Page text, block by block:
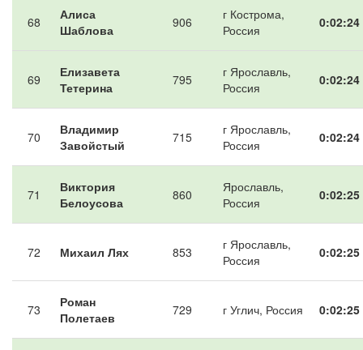
68
Алиса
Шаблова
906
г Кострома,
Россия
0:02:24
69
Елизавета
Тетерина
795
г Ярославль,
Россия
0:02:24
70
Владимир
Завойстый
715
г Ярославль,
Россия
0:02:24
71
Виктория
Белоусова
860
Ярославль,
Россия
0:02:25
72 Михаил Лях 853
г Ярославль,
Россия
0:02:25
73
Роман
Полетаев
729 г Углич, Россия 0:02:25